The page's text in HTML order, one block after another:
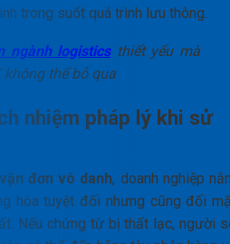
trong suốt quá trình lưu thông.
ngành logistics thiết yếu mà
không thể bỏ qua
nhiệm pháp lý khi sử
vận đơn vô danh, doanh nghiệp
hóa tuyệt đối nhưng cũng đối
Nếu chứng từ bị thất lạc, người